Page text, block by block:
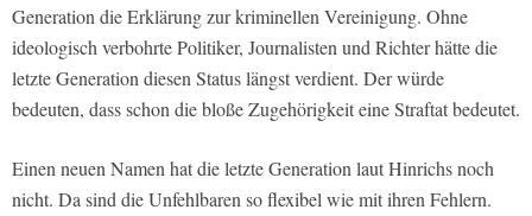
Generation die Erklärung zur kriminellen Vereinigung. Ohne
ideologisch verbohrte Politiker, Journalisten und Richter hätte die
letzte Generation diesen Status längst verdient. Der würde
bedeuten, dass schon die bloße Zugehörigkeit eine Straftat bedeutet.
Einen neuen Namen hat die letzte Generation laut Hinrichs noch
nicht. Da sind die Unfehlbaren so flexibel wie mit ihren Fehlern.